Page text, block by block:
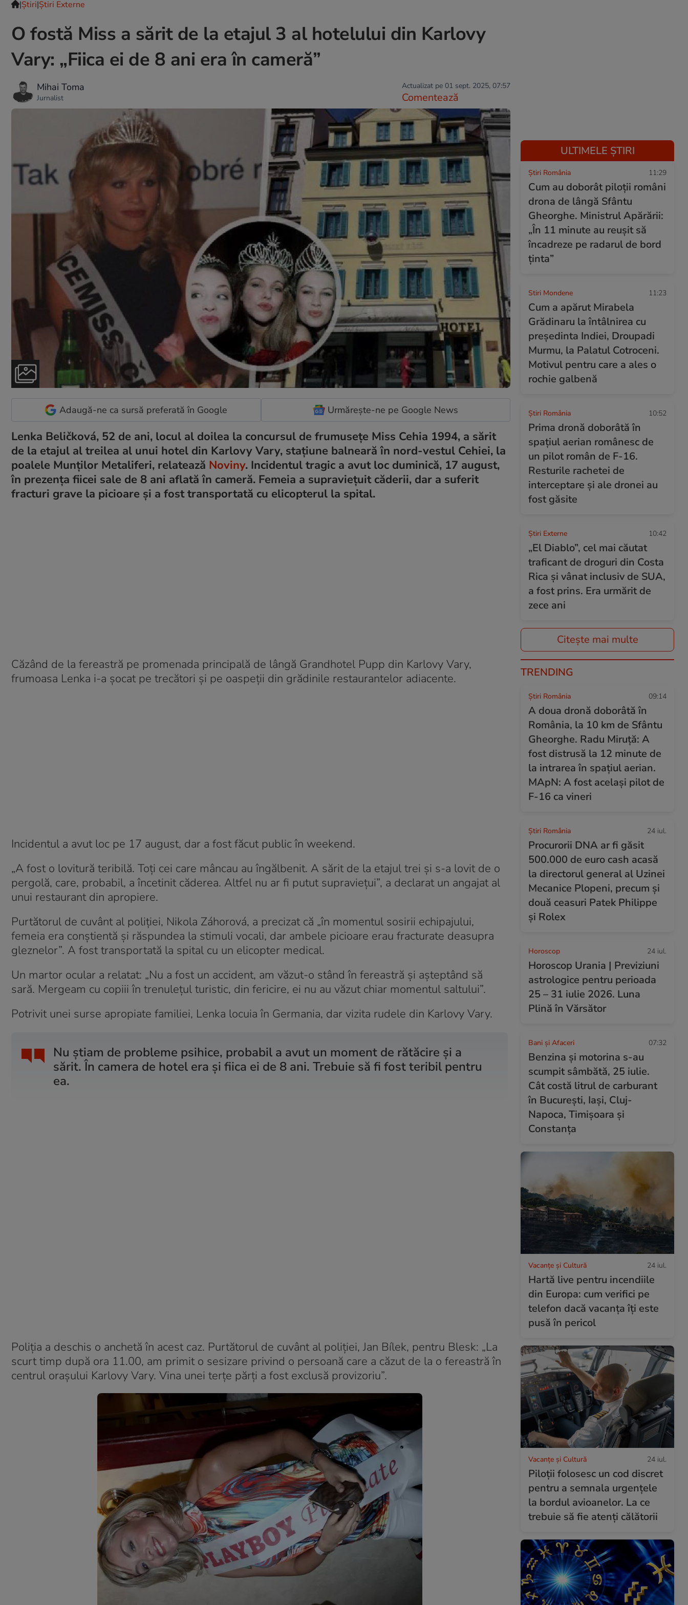
|Ştiri|Știri Externe
O fostă Miss a sărit de la etajul 3 al hotelului din Karlovy
Vary: „Fiica ei de 8 ani era în cameră”
Mihai Toma
Jurnalist
Actualizat pe 01 sept. 2025, 07:57
Comentează
Adaugă-ne ca sursă preferată în Google Urmărește-ne pe Google News
Lenka Beličková, 52 de ani, locul al doilea la concursul de frumusețe Miss Cehia 1994, a sărit
de la etajul al treilea al unui hotel din Karlovy Vary, stațiune balneară în nord-vestul Cehiei, la
poalele Munților Metaliferi, relatează Noviny. Incidentul tragic a avut loc duminică, 17 august,
în prezența fiicei sale de 8 ani aflată în cameră. Femeia a supraviețuit căderii, dar a suferit
fracturi grave la picioare și a fost transportată cu elicopterul la spital.
Căzând de la fereastră pe promenada principală de lângă Grandhotel Pupp din Karlovy Vary,
frumoasa Lenka i-a șocat pe trecători și pe oaspeții din grădinile restaurantelor adiacente.
Incidentul a avut loc pe 17 august, dar a fost făcut public în weekend.
„A fost o lovitură teribilă. Toți cei care mâncau au îngălbenit. A sărit de la etajul trei și s-a lovit de o
pergolă, care, probabil, a încetinit căderea. Altfel nu ar fi putut supraviețui”, a declarat un angajat al
unui restaurant din apropiere.
Purtătorul de cuvânt al poliției, Nikola Záhorová, a precizat că „în momentul sosirii echipajului,
femeia era conștientă și răspundea la stimuli vocali, dar ambele picioare erau fracturate deasupra
gleznelor”. A fost transportată la spital cu un elicopter medical.
Un martor ocular a relatat: „Nu a fost un accident, am văzut-o stând în fereastră și așteptând să
sară. Mergeam cu copiii în trenulețul turistic, din fericire, ei nu au văzut chiar momentul saltului”.
Potrivit unei surse apropiate familiei, Lenka locuia în Germania, dar vizita rudele din Karlovy Vary.
Nu știam de probleme psihice, probabil a avut un moment de rătăcire și a
sărit. În camera de hotel era și fiica ei de 8 ani. Trebuie să fi fost teribil pentru
ea.
Poliția a deschis o anchetă în acest caz. Purtătorul de cuvânt al poliției, Jan Bílek, pentru Blesk: „La
scurt timp după ora 11.00, am primit o sesizare privind o persoană care a căzut de la o fereastră în
centrul orașului Karlovy Vary. Vina unei terțe părți a fost exclusă provizoriu”.
ULTIMELE ȘTIRI
Știri România 11:29
Cum au doborât piloții români
drona de lângă Sfântu
Gheorghe. Ministrul Apărării:
„În 11 minute au reuşit să
încadreze pe radarul de bord
ţinta”
Stiri Mondene 11:23
Cum a apărut Mirabela
Grădinaru la întâlnirea cu
președinta Indiei, Droupadi
Murmu, la Palatul Cotroceni.
Motivul pentru care a ales o
rochie galbenă
Știri România 10:52
Prima dronă doborâtă în
spațiul aerian românesc de
un pilot român de F-16.
Resturile rachetei de
interceptare și ale dronei au
fost găsite
Știri Externe 10:42
„El Diablo”, cel mai căutat
traficant de droguri din Costa
Rica și vânat inclusiv de SUA,
a fost prins. Era urmărit de
zece ani
Citește mai multe
TRENDING
Știri România 09:14
A doua dronă doborâtă în
România, la 10 km de Sfântu
Gheorghe. Radu Miruță: A
fost distrusă la 12 minute de
la intrarea în spațiul aerian.
MApN: A fost același pilot de
F-16 ca vineri
Știri România 24 iul.
Procurorii DNA ar fi găsit
500.000 de euro cash acasă
la directorul general al Uzinei
Mecanice Plopeni, precum și
două ceasuri Patek Philippe
și Rolex
Horoscop 24 iul.
Horoscop Urania | Previziuni
astrologice pentru perioada
25 – 31 iulie 2026. Luna
Plină în Vărsător
Bani și Afaceri 07:32
Benzina și motorina s-au
scumpit sâmbătă, 25 iulie.
Cât costă litrul de carburant
în București, Iași, Cluj-
Napoca, Timișoara și
Constanța
Vacanțe și Cultură 24 iul.
Hartă live pentru incendiile
din Europa: cum verifici pe
telefon dacă vacanța îți este
pusă în pericol
Vacanțe și Cultură 24 iul.
Piloții folosesc un cod discret
pentru a semnala urgențele
la bordul avioanelor. La ce
trebuie să fie atenți călătorii